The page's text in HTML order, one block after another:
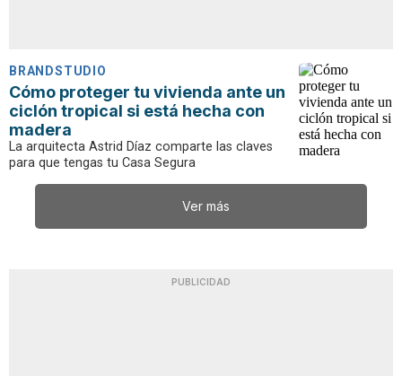
BRANDSTUDIO
Cómo proteger tu vivienda ante un
ciclón tropical si está hecha con
madera
La arquitecta Astrid Díaz comparte las claves
para que tengas tu Casa Segura
Ver más
PUBLICIDAD